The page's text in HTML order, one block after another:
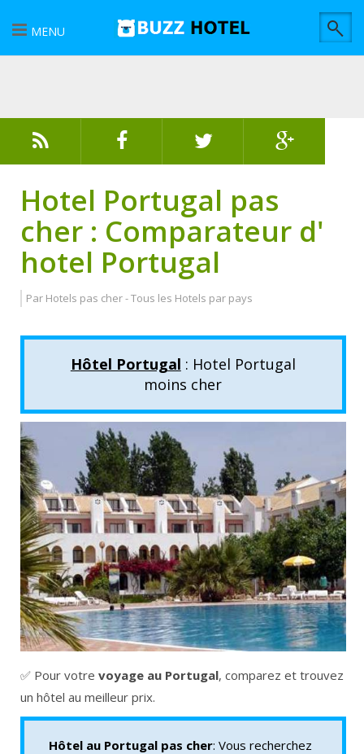
MENU
Hotel Portugal pas
cher : Comparateur d'
hotel Portugal
Par Hotels pas cher-Tous les Hotels par pays
Hôtel Portugal : Hotel Portugal
moins cher
✅ Pour votre voyage au Portugal, comparez et trouvez
un hôtel au meilleur prix.
Hôtel au Portugal pas cher: Vous recherchez